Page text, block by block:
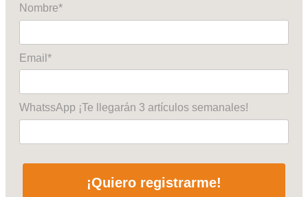
Nombre*
Email*
WhatssApp ¡Te llegarán 3 artículos semanales!
¡Quiero registrarme!